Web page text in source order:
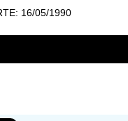
16/05/1990